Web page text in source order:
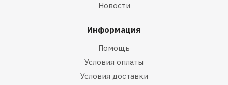
Новости
Информация
Помощь
Условия оплаты
Условия доставки